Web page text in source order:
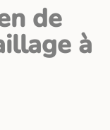
de
à